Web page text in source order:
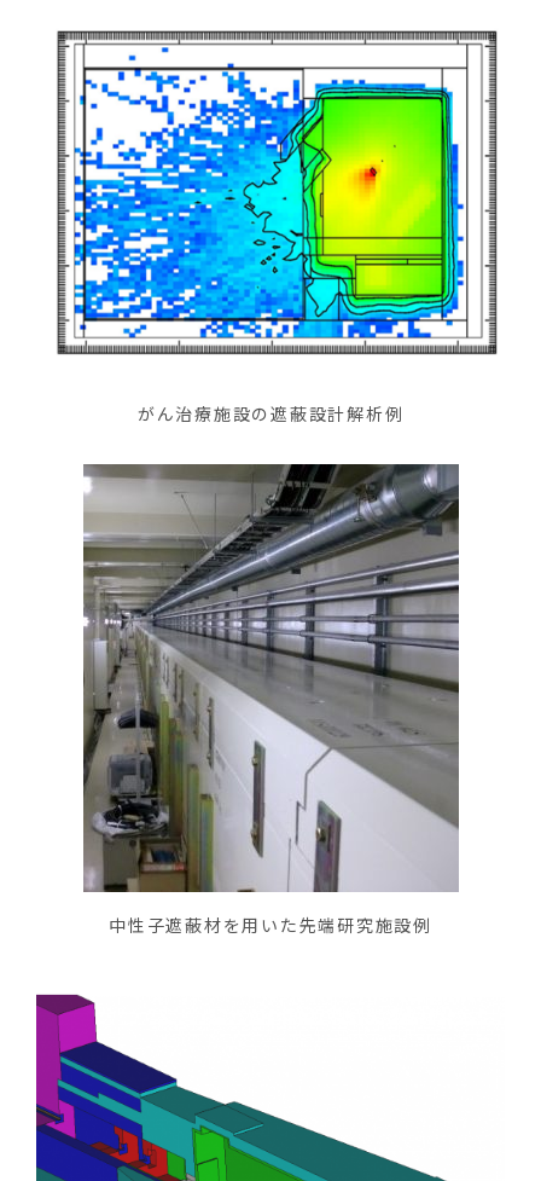
がん治療施設の遮蔽設計解析例
中性子遮蔽材を用いた先端研究施設例